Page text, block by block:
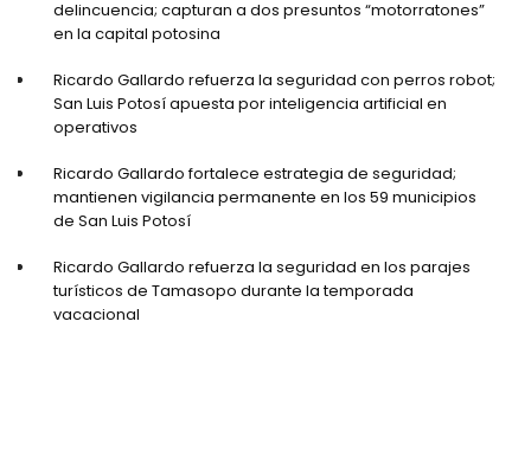
delincuencia; capturan a dos presuntos “motorratones”
en la capital potosina
Ricardo Gallardo refuerza la seguridad con perros robot;
San Luis Potosí apuesta por inteligencia artificial en
operativos
Ricardo Gallardo fortalece estrategia de seguridad;
mantienen vigilancia permanente en los 59 municipios
de San Luis Potosí
Ricardo Gallardo refuerza la seguridad en los parajes
turísticos de Tamasopo durante la temporada
vacacional